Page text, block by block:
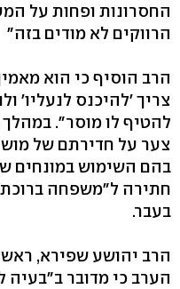
החסרונות ופחות על
הרווקים לא מודים בזה"
הרב הוסיף כי הוא
צריך 'להיכנס לנעליו'
להטיף לו מוסר".
צער על חדירתם של
בהם השימוש במונחים
חתירה ל"משפחה
בעבר.
הרב יהושע שפירא,
הערב כי מדובר